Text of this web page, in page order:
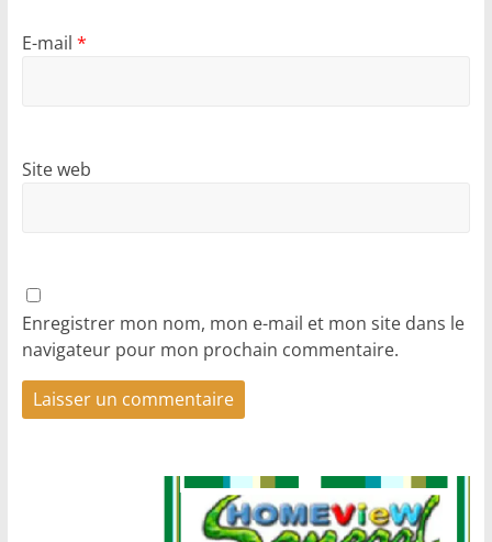
E-mail *
Site web
Enregistrer mon nom, mon e-mail et mon site dans le
navigateur pour mon prochain commentaire.